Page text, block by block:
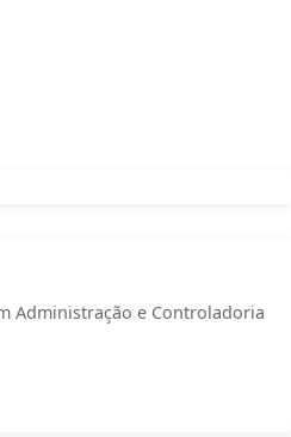
Administração e Controladoria